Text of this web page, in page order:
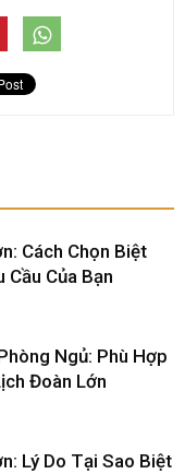
Cách Chọn Biệt
Cầu Của Bạn
Ngủ: Phù Hợp
Đoàn Lớn
Lý Do Tại Sao Biệt